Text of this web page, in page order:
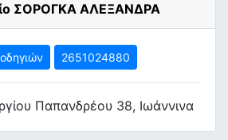
ΣΟΡΟΓΚΑ ΑΛΕΞΑΝΔΡΑ
2651024880
Παπανδρέου 38, Ιωάννινα